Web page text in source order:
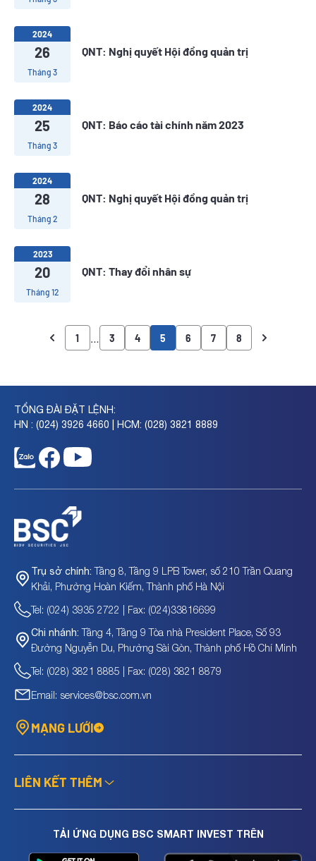
2024
26
Tháng 3
QNT: Nghị quyết Hội đồng quản trị
2024
25
Tháng 3
QNT: Báo cáo tài chính năm 2023
2024
28
Tháng 2
QNT: Nghị quyết Hội đồng quản trị
2023
20
Tháng 12
QNT: Thay đổi nhân sự
1 3 4 5 6 7 8
TỔNG ĐÀI ĐẶT LỆNH:
HN : (024) 3926 4660 | HCM: (028) 3821 8889
Trụ sở chính: Tầng 8, Tầng 9 LPB Tower, số 210 Trần Quang
Khải, Phường Hoàn Kiếm, Thành phố Hà Nội
Tel: (024) 3935 2722 | Fax: (024)33816699
Chi nhánh: Tầng 4, Tầng 9 Tòa nhà President Place, Số 93
Đường Nguyễn Du, Phường Sài Gòn, Thành phố Hồ Chí Minh
Tel: (028) 3821 8885 | Fax: (028) 3821 8879
Email: services@bsc.com.vn
MẠNG LƯỚI
LIÊN KẾT THÊM
TẢI ỨNG DỤNG BSC SMART INVEST TRÊN